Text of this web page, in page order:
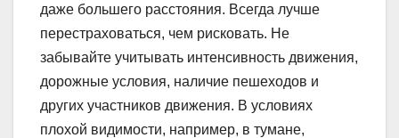
даже большего расстояния. Всегда лучше
перестраховаться, чем рисковать. Не
забывайте учитывать интенсивность движения,
дорожные условия, наличие пешеходов и
других участников движения. В условиях
плохой видимости, например, в тумане,